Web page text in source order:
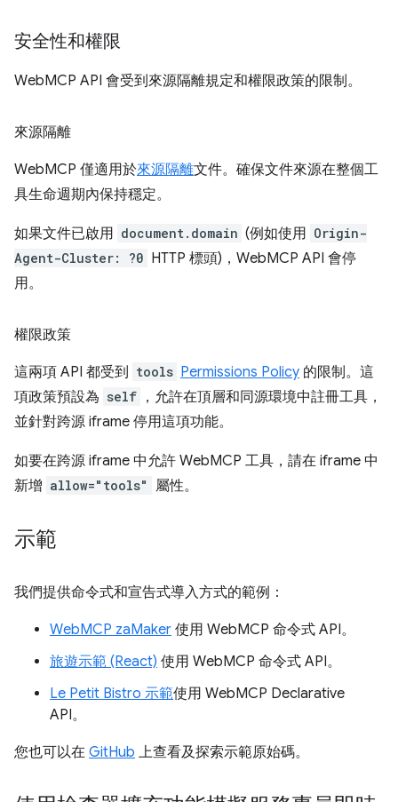
安全性和權限
WebMCP API 會受到來源隔離規定和權限政策的限制。
來源隔離
WebMCP 僅適用於來源隔離文件。確保文件來源在整個工
具生命週期內保持穩定。
如果文件已啟用 document.domain (例如使用 Origin-
Agent-Cluster: ?0 HTTP 標頭)，WebMCP API 會停
用。
權限政策
這兩項 API 都受到 tools Permissions Policy 的限制。這
項政策預設為 self ，允許在頂層和同源環境中註冊工具，
並針對跨源 iframe 停用這項功能。
如要在跨源 iframe 中允許 WebMCP 工具，請在 iframe 中
新增 allow="tools" 屬性。
示範
我們提供命令式和宣告式導入方式的範例：
WebMCP zaMaker 使用 WebMCP 命令式 API。
旅遊示範 (React) 使用 WebMCP 命令式 API。
Le Petit Bistro 示範使用 WebMCP Declarative
API。
您也可以在 GitHub 上查看及探索示範原始碼。